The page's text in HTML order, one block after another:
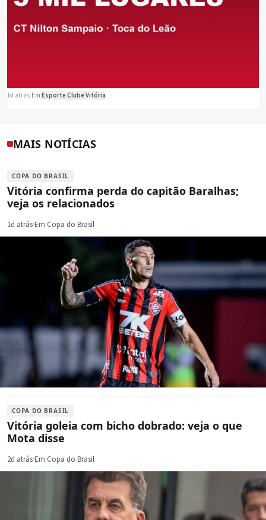
1d atrás Em Esporte Clube Vitória
MAIS NOTÍCIAS
COPA DO BRASIL
Vitória confirma perda do capitão Baralhas;
veja os relacionados
1d atrás·Em Copa do Brasil
COPA DO BRASIL
Vitória goleia com bicho dobrado: veja o que
Mota disse
2d atrás·Em Copa do Brasil